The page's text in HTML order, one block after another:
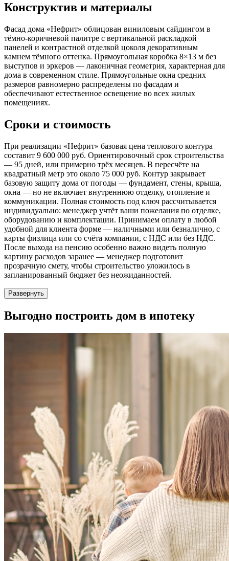
Конструктив и материалы
Фасад дома «Нефрит» облицован виниловым сайдингом в
тёмно-коричневой палитре с вертикальной раскладкой
панелей и контрастной отделкой цоколя декоративным
камнем тёмного оттенка. Прямоугольная коробка 8×13 м без
выступов и эркеров — лаконичная геометрия, характерная для
дома в современном стиле. Прямоугольные окна средних
размеров равномерно распределены по фасадам и
обеспечивают естественное освещение во всех жилых
помещениях.
Сроки и стоимость
При реализации «Нефрит» базовая цена теплового контура
составит 9 600 000 руб. Ориентировочный срок строительства
— 95 дней, или примерно трёх месяцев. В пересчёте на
квадратный метр это около 75 000 руб. Контур закрывает
базовую защиту дома от погоды — фундамент, стены, крыша,
окна — но не включает внутреннюю отделку, отопление и
коммуникации. Полная стоимость под ключ рассчитывается
индивидуально: менеджер учтёт ваши пожелания по отделке,
оборудованию и комплектации. Принимаем оплату в любой
удобной для клиента форме — наличными или безналично, с
карты физлица или со счёта компании, с НДС или без НДС.
После выхода на пенсию особенно важно видеть полную
картину расходов заранее — менеджер подготовит
прозрачную смету, чтобы строительство уложилось в
запланированный бюджет без неожиданностей.
Развернуть
Выгодно построить дом в ипотеку